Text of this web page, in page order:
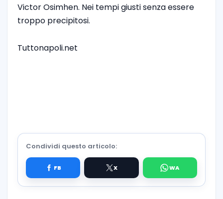
Victor Osimhen. Nei tempi giusti senza essere
troppo precipitosi.
Tuttonapoli.net
Condividi questo articolo: